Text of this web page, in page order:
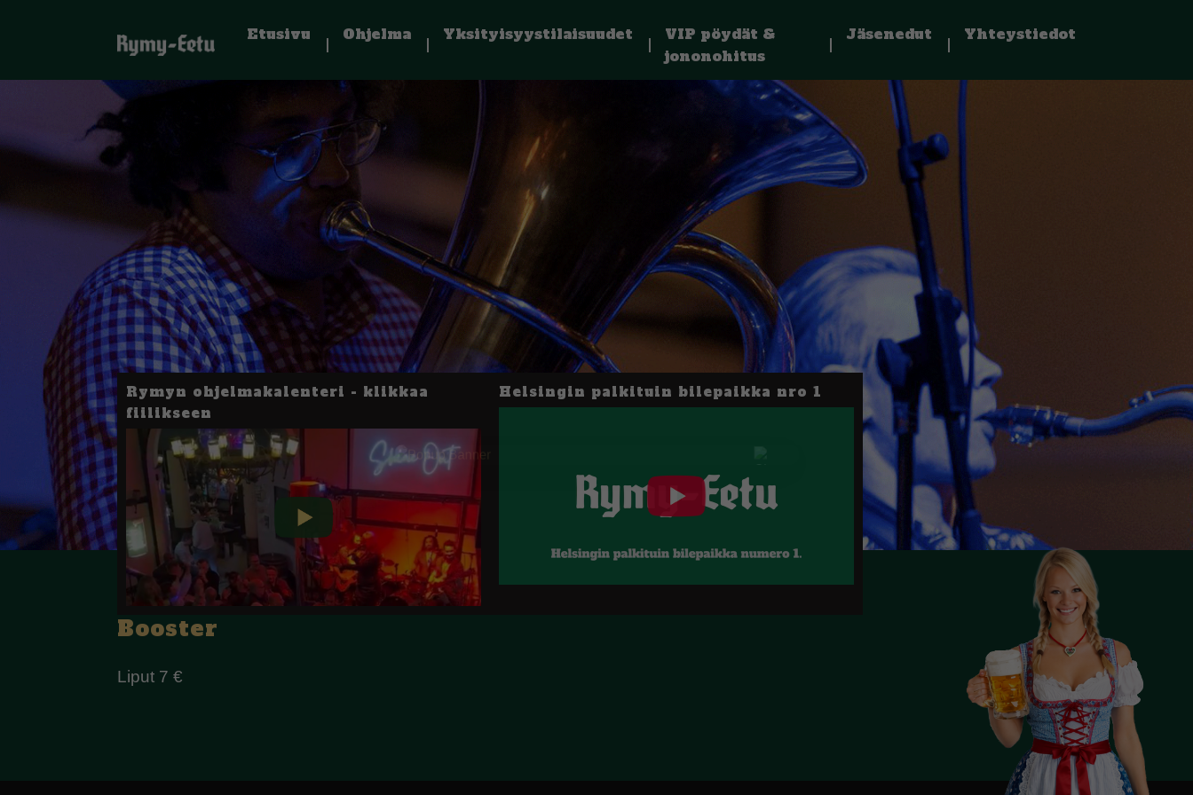
Etusivu Ohjelma Yksityisyystilaisuudet
VIP pöydät &
jononohitus
Jäsenedut Yhteystiedot
Rymyn ohjelmakalenteri - klikkaa
fiilikseen
Helsingin palkituin bilepaikka nro 1
Booster
Liput 7 €